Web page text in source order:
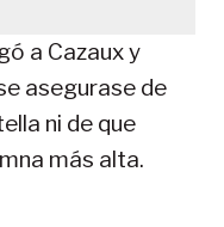
a Cazaux y
asegurase de
ni de que
más alta.